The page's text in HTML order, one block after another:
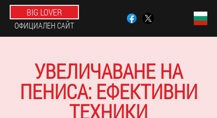
BIG LOVER
ОФИЦИАЛЕН САЙТ
УВЕЛИЧАВАНЕ НА
ПЕНИСА: ЕФЕКТИВНИ
ТЕХНИКИ